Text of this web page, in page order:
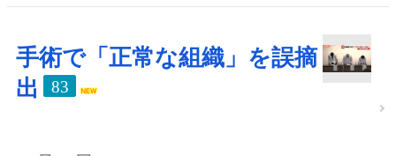
手術で「正常な組織」を誤摘
出
83